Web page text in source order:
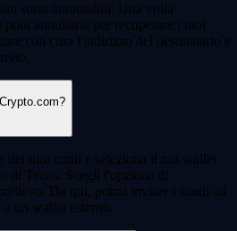
sono immutabili. Una volta
puoi annullarla per recuperare i tuoi
con cura l'indirizzo del destinatario e
dei tuoi conti e seleziona il tuo wallet
di Tezos. Scegli l'opzione di
Da qui, potrai inviare i fondi ad
un wallet esterno.